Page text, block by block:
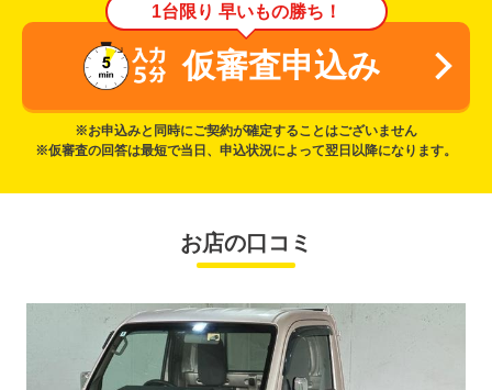
1台限り 早いもの勝ち！
仮審査申込み
※お申込みと同時にご契約が確定することはございません
※仮審査の回答は最短で当日、申込状況によって翌日以降になります。
お店の口コミ